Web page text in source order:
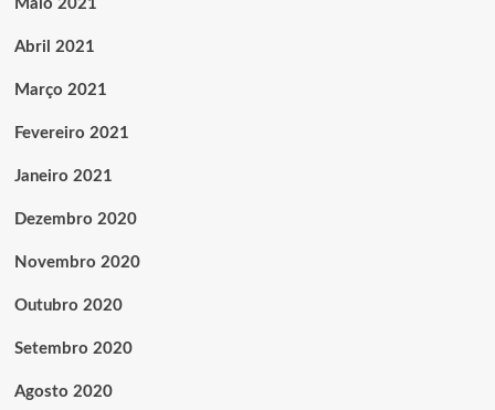
Maio 2021
Abril 2021
Março 2021
Fevereiro 2021
Janeiro 2021
Dezembro 2020
Novembro 2020
Outubro 2020
Setembro 2020
Agosto 2020